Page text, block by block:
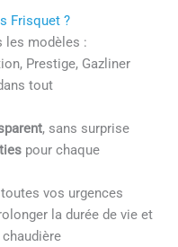
Frisquet ?
modèles :
Prestige, Gazliner
tout
, sans surprise
pour chaque
vos urgences
la durée de vie et